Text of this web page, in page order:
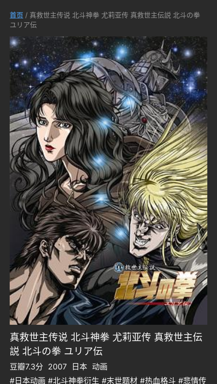
首页 / 真救世主传说 北斗神拳 尤莉亚传 真救世主伝説 北斗の拳
ユリア伝
真救世主传说 北斗神拳 尤莉亚传 真救世主伝
説 北斗の拳 ユリア伝
豆瓣7.3分 2007 日本 动画
#日本动画 #北斗神拳衍生 #末世题材 #热血格斗 #悲情传